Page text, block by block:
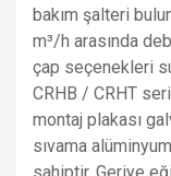
bakım şalteri
m³/h arasında
çap seçenekleri
CRHB / CRHT
montaj plakası
sıvama